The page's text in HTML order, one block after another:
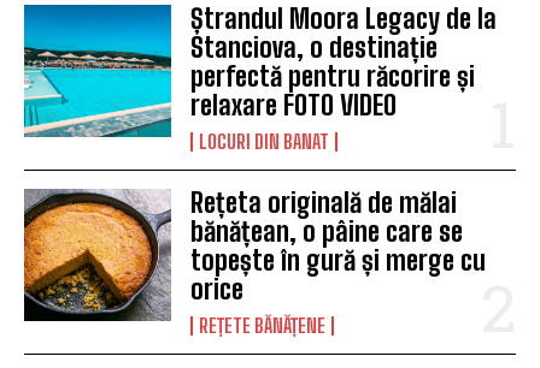
Ștrandul Moora Legacy de la
Stanciova, o destinație
perfectă pentru răcorire și
relaxare FOTO VIDEO
LOCURI DIN BANAT
Rețeta originală de mălai
bănățean, o pâine care se
topește în gură și merge cu
orice
REȚETE BĂNĂȚENE